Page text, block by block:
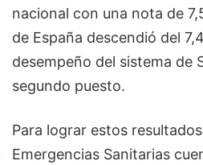
nacional con una nota de
de España descendió del
desempeño del sistema de
segundo puesto.
Para lograr estos
Emergencias Sanitarias